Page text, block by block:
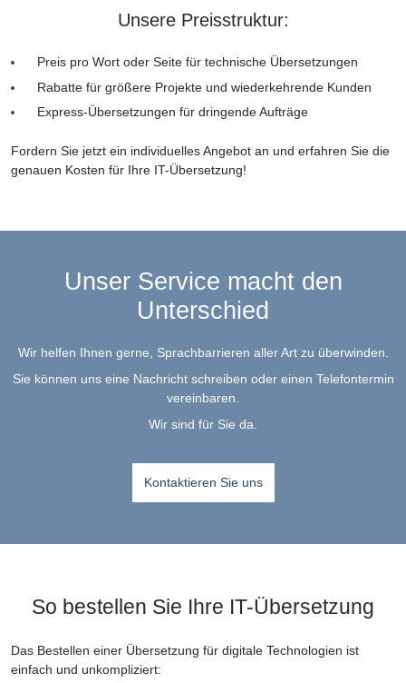
Unsere Preisstruktur:
Preis pro Wort oder Seite für technische Übersetzungen
Rabatte für größere Projekte und wiederkehrende Kunden
Express-Übersetzungen für dringende Aufträge
Fordern Sie jetzt ein individuelles Angebot an und erfahren Sie die
genauen Kosten für Ihre IT-Übersetzung!
Unser Service macht den
Unterschied
Wir helfen Ihnen gerne, Sprachbarrieren aller Art zu überwinden.
Sie können uns eine Nachricht schreiben oder einen Telefontermin
vereinbaren.
Wir sind für Sie da.
Kontaktieren Sie uns
So bestellen Sie Ihre IT-Übersetzung
Das Bestellen einer Übersetzung für digitale Technologien ist
einfach und unkompliziert: